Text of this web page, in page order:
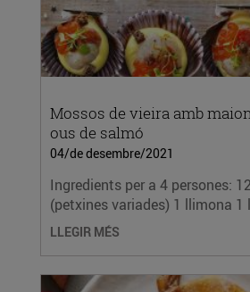
Mossos de vieira amb
ous de salmó
04/de desembre/2021
Ingredients per a 4 persones:
(petxines variades) 1 llimona 1
LLEGIR MÉS